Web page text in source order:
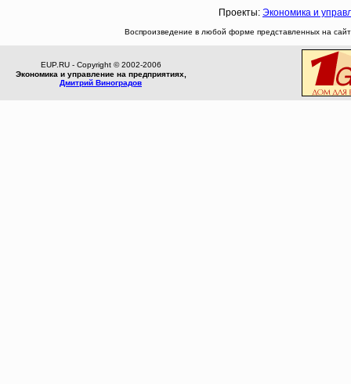
Проекты: Экономика и
Воспроизведение в любой форме представленных на
EUP.RU - Copyright © 2002-2006
Экономика и управление на предприятиях,
Дмитрий Виноградов